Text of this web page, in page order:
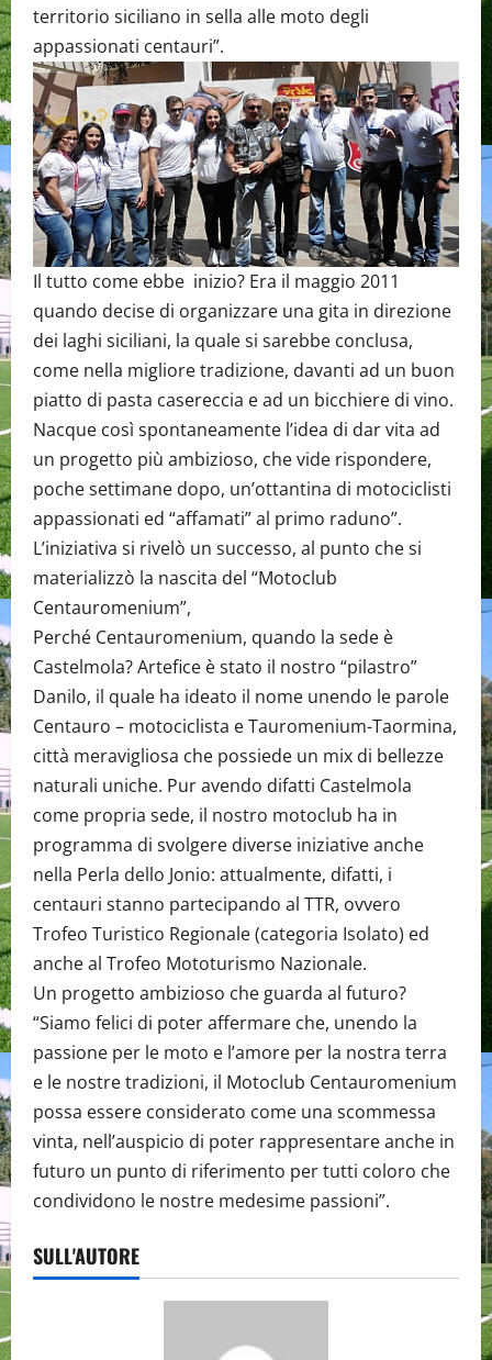
territorio siciliano in sella alle moto degli
appassionati centauri”.
Il tutto come ebbe inizio? Era il maggio 2011
quando decise di organizzare una gita in direzione
dei laghi siciliani, la quale si sarebbe conclusa,
come nella migliore tradizione, davanti ad un buon
piatto di pasta casereccia e ad un bicchiere di vino.
Nacque così spontaneamente l’idea di dar vita ad
un progetto più ambizioso, che vide rispondere,
poche settimane dopo, un’ottantina di motociclisti
appassionati ed “affamati” al primo raduno”.
L’iniziativa si rivelò un successo, al punto che si
materializzò la nascita del “Motoclub
Centauromenium”,
Perché Centauromenium, quando la sede è
Castelmola? Artefice è stato il nostro “pilastro”
Danilo, il quale ha ideato il nome unendo le parole
Centauro – motociclista e Tauromenium-Taormina,
città meravigliosa che possiede un mix di bellezze
naturali uniche. Pur avendo difatti Castelmola
come propria sede, il nostro motoclub ha in
programma di svolgere diverse iniziative anche
nella Perla dello Jonio: attualmente, difatti, i
centauri stanno partecipando al TTR, ovvero
Trofeo Turistico Regionale (categoria Isolato) ed
anche al Trofeo Mototurismo Nazionale.
Un progetto ambizioso che guarda al futuro?
“Siamo felici di poter affermare che, unendo la
passione per le moto e l’amore per la nostra terra
e le nostre tradizioni, il Motoclub Centauromenium
possa essere considerato come una scommessa
vinta, nell’auspicio di poter rappresentare anche in
futuro un punto di riferimento per tutti coloro che
condividono le nostre medesime passioni”.
SULL'AUTORE